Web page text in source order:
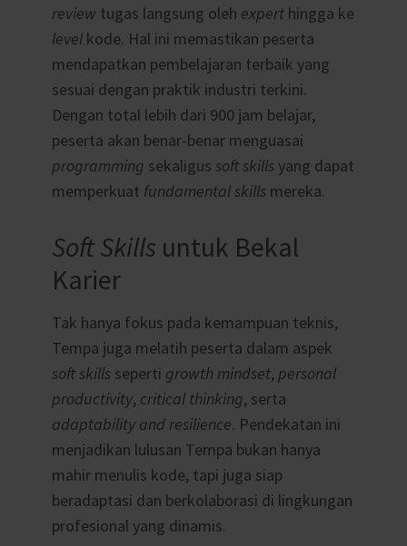
reviewtugas langsung oleh experthingga ke
levelkode. Hal ini memastikan peserta
mendapatkan pembelajaran terbaik yang
sesuai dengan praktik industri terkini.
Dengan total lebih dari 900 jam belajar,
peserta akan benar-benar menguasai
programming sekaligus soft skills yang dapat
memperkuat fundamental skills mereka.
Soft Skills untuk Bekal
Karier
Tak hanya fokus pada kemampuan teknis,
Tempa juga melatih peserta dalam aspek
soft skills seperti growth mindset, personal
productivity, critical thinking, serta
adaptability and resilience. Pendekatan ini
menjadikan lulusan Tempa bukan hanya
mahir menulis kode, tapi juga siap
beradaptasi dan berkolaborasi di lingkungan
profesional yang dinamis.